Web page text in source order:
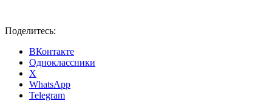
Поделитесь:
ВКонтакте
Одноклассники
X
WhatsApp
Telegram